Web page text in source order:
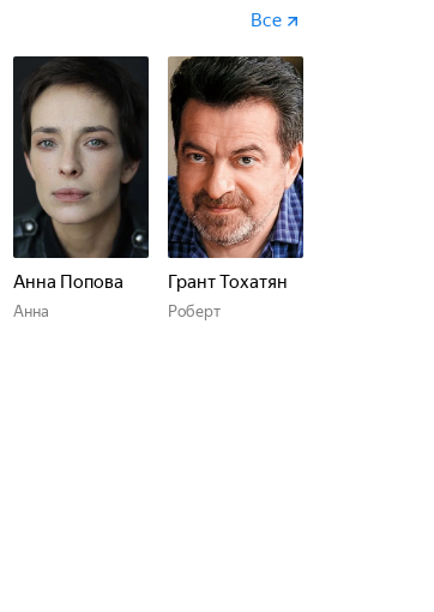
Все
Анна Попова
Анна
Грант Тохатян
Роберт